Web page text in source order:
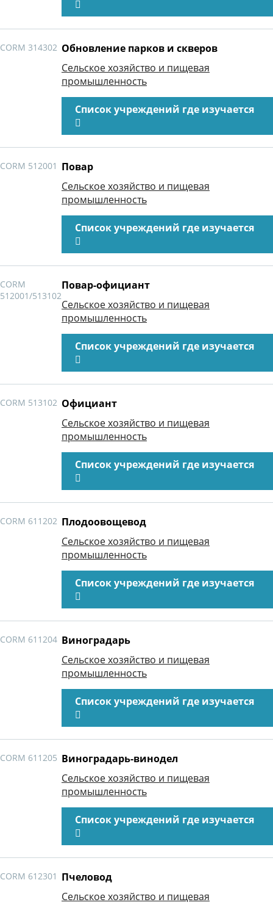
CORM 314302 Обновление парков и скверов
Сельское хозяйство и пищевая
промышленность
Список учреждений где изучается
CORM 512001 Повар
Сельское хозяйство и пищевая
промышленность
Список учреждений где изучается
CORM
512001/513102
Повар-официант
Сельское хозяйство и пищевая
промышленность
Список учреждений где изучается
CORM 513102 Официант
Сельское хозяйство и пищевая
промышленность
Список учреждений где изучается
CORM 611202 Плодоовощевод
Сельское хозяйство и пищевая
промышленность
Список учреждений где изучается
CORM 611204 Виноградарь
Сельское хозяйство и пищевая
промышленность
Список учреждений где изучается
CORM 611205 Виноградарь-винодел
Сельское хозяйство и пищевая
промышленность
Список учреждений где изучается
CORM 612301 Пчеловод
Сельское хозяйство и пищевая